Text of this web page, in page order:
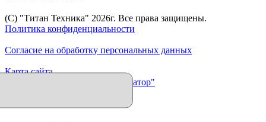
(C) "Титан Техника" 2026г. Все права защищены.
Политика конфиденциальности
Согласие на обработку персональных данных
Карта сайта
Продвижение сайта "Иллюминатор"